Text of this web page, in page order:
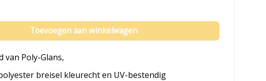
Toevoegen aan winkelwagen
van Poly-Glans,
breisel kleurecht en UV-bestendig